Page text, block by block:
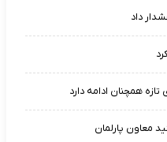
داد
همچنان ادامه دارد
معاون پارلمان